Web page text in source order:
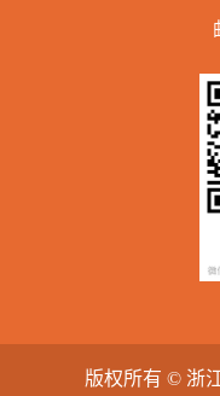
版权所有 © 浙